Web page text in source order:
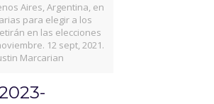
Aires, Argentina, en
para elegir a los
en las elecciones
12 sept, 2021.
Marcarian